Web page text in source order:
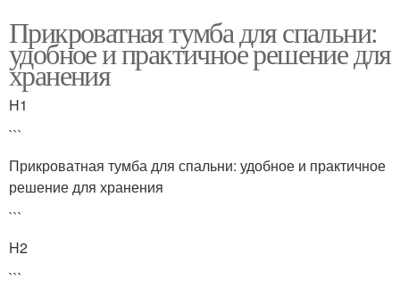
Прикроватная тумба для спальни:
удобное и практичное решение для
хранения
H1
```
Прикроватная тумба для спальни: удобное и практичное
решение для хранения
```
H2
```